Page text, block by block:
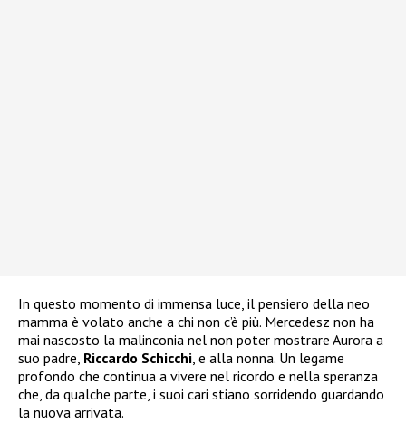
In questo momento di immensa luce, il pensiero della neo
mamma è volato anche a chi non c’è più. Mercedesz non ha
mai nascosto la malinconia nel non poter mostrare Aurora a
suo padre, Riccardo Schicchi, e alla nonna. Un legame
profondo che continua a vivere nel ricordo e nella speranza
che, da qualche parte, i suoi cari stiano sorridendo guardando
la nuova arrivata.